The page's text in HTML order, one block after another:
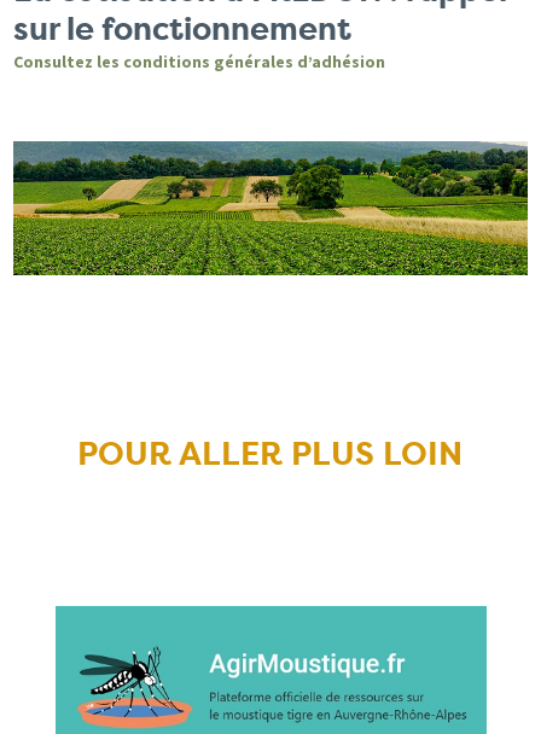
sur le fonctionnement
Consultez les conditions générales d’adhésion
POUR ALLER PLUS LOIN